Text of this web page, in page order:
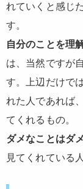
れていくと感じ
す。
自分のことを理
は、当然ですが
す。上辺だけで
れた人であれば
てくれるもの。
ダメなことはダ
見てくれている